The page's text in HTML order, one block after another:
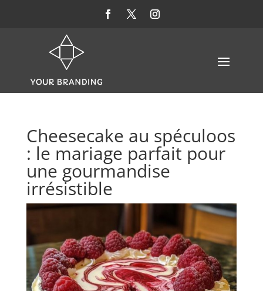
Cheesecake au spéculoos
: le mariage parfait pour
une gourmandise
irrésistible